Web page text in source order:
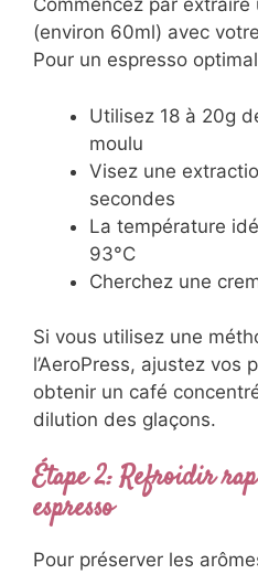
Commencez par
(environ 60ml) avec
Pour un espresso
Utilisez 18 à 20g
moulu
Visez une
secondes
La température
93°C
Cherchez une
Si vous utilisez une
l’AeroPress, ajustez vos
obtenir un café
dilution des glaçons.
Étape 2: Refroidir
espresso
Pour préserver les